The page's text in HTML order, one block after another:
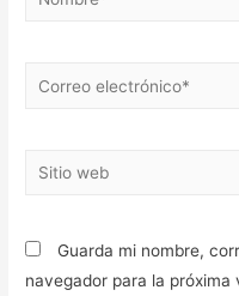
Correo
Sitio
Guarda mi nombre,
navegador para la próxima